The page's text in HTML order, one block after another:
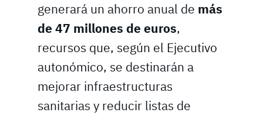
generará un ahorro anual de más
de 47 millones de euros,
recursos que, según el Ejecutivo
autonómico, se destinarán a
mejorar infraestructuras
sanitarias y reducir listas de